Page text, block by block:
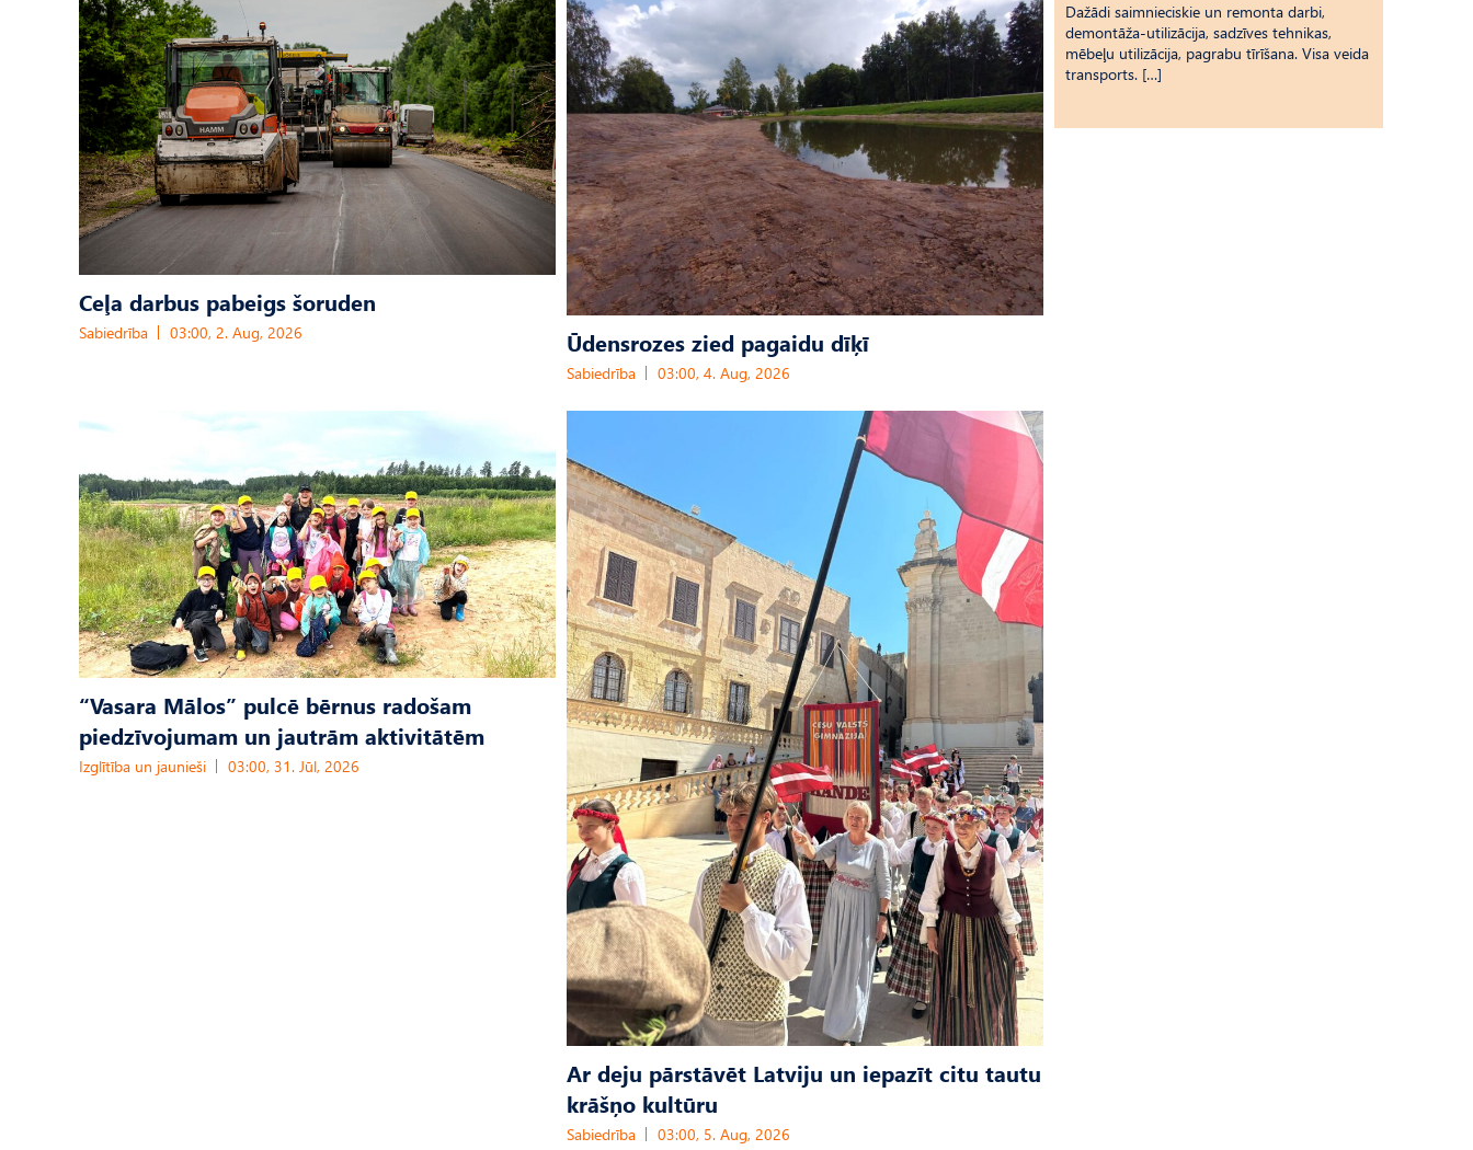
Ceļa darbus pabeigs šoruden
Sabiedrība 03:00, 2. Aug, 2026 Ūdensrozes zied pagaidu dīķī
Sabiedrība 03:00, 4. Aug, 2026
“Vasara Mālos” pulcē bērnus radošam
piedzīvojumam un jautrām aktivitātēm
Izglītība un jaunieši 03:00, 31. Jūl, 2026
Ar deju pārstāvēt Latviju un iepazīt citu tautu
krāšņo kultūru
Sabiedrība 03:00, 5. Aug, 2026
Dažādi saimnieciskie un remonta darbi,
demontāža-utilizācija, sadzīves tehnikas,
mēbeļu utilizācija, pagrabu tīrīšana. Visa veida
transports. […]